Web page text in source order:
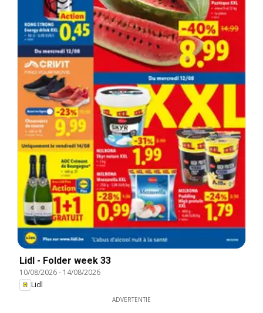
Lidl - Folder week 33
10/08/2026- 14/08/2026
Lidl
ADVERTENTIE